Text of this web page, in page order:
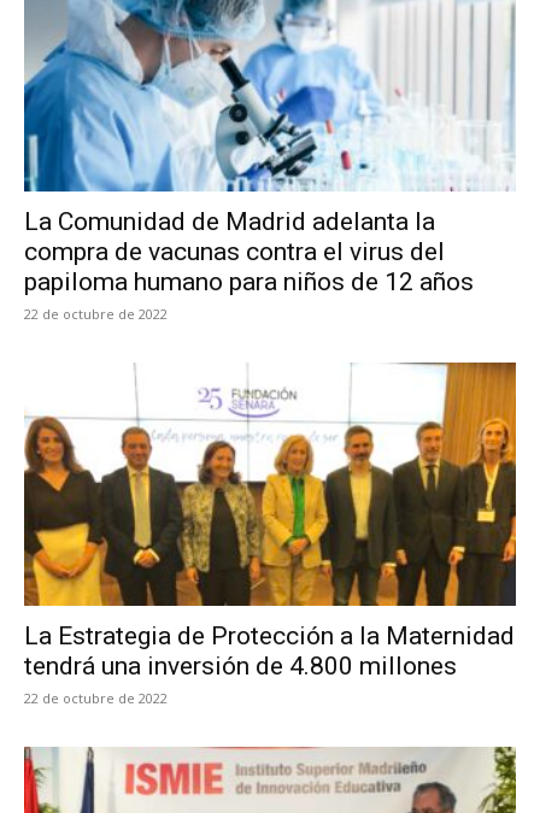
La Comunidad de Madrid adelanta la
compra de vacunas contra el virus del
papiloma humano para niños de 12 años
22 de octubre de 2022
La Estrategia de Protección a la Maternidad
tendrá una inversión de 4.800 millones
22 de octubre de 2022